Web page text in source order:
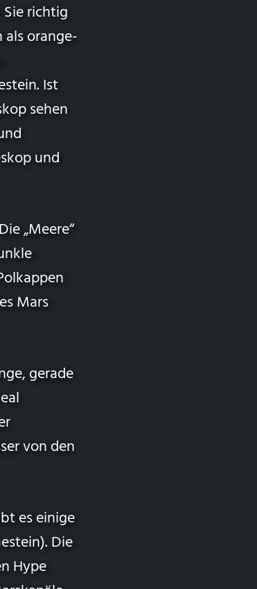
richtig
orange-
Ist
sehen
und
„Meere“
Mars
gerade
von den
es einige
Die
Hype